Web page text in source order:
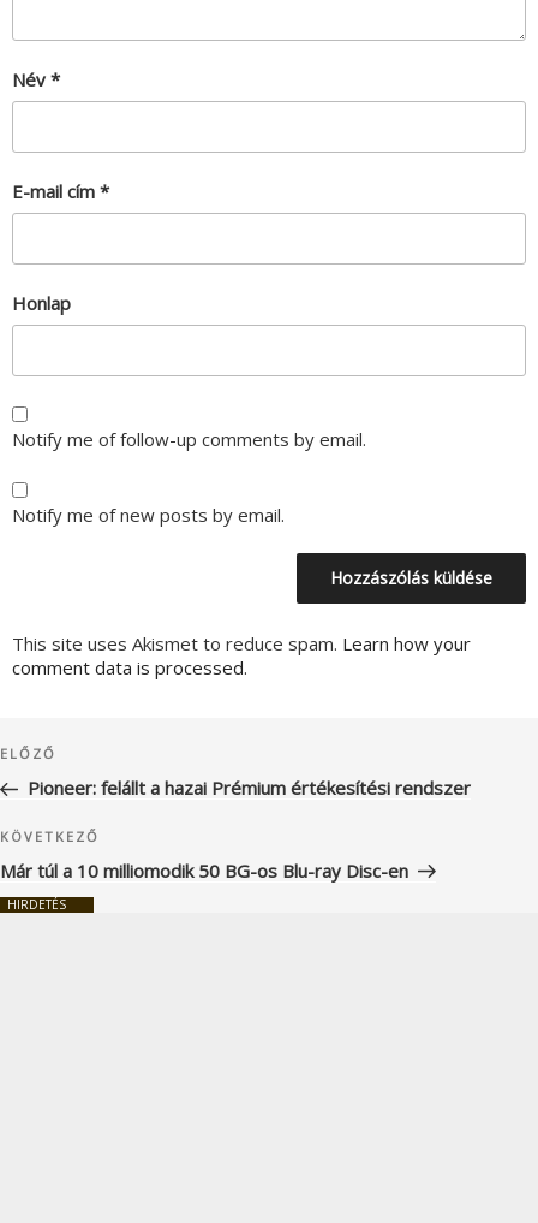
Név *
E-mail cím *
Honlap
Notify me of follow-up comments by email.
Notify me of new posts by email.
This site uses Akismet to reduce spam. Learn how your
comment data is processed.
navigáció
Korábbi
bejegyzés
ELŐZŐ
Pioneer: felállt a hazai Prémium értékesítési rendszer
Következő
bejegyzés
KÖVETKEZŐ
Már túl a 10 milliomodik 50 BG-os Blu-ray Disc-en
HIRDETÉS